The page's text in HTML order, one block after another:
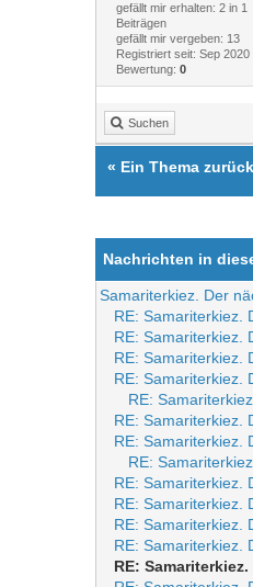
gefällt mir erhalten: 2 in 1
Beiträgen
gefällt mir vergeben: 13
Registriert seit: Sep 2020
Bewertung: 0
Suchen
« Ein Thema zurück
Nachrichten in
Samariterkiez. Der
RE: Samariterkiez.
RE: Samariterkiez.
RE: Samariterkiez.
RE: Samariterkiez.
RE:
RE: Samariterkiez.
RE: Samariterkiez.
RE:
RE: Samariterkiez.
RE: Samariterkiez.
RE: Samariterkiez.
RE: Samariterkiez.
RE: